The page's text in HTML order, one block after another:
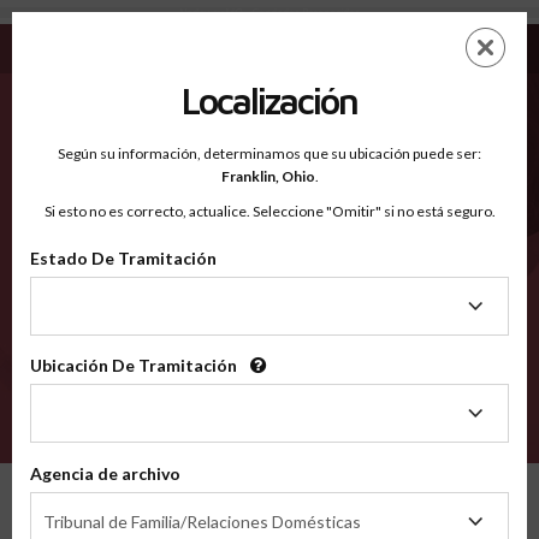
Nodaway MO - Condados Reconocidos
EN
Condados Reconocidos
2600
Localización
Según su información, determinamos que su ubicación puede ser:
Franklin, Ohio.
Si esto no es correcto, actualice. Seleccione "Omitir" si no está seguro.
Estado De Tramitación
Tramitación
Ubicación De Tramitación
Tramitación
Agencia de archivo
Tribunal de Familia/Relaciones Domésticas
de